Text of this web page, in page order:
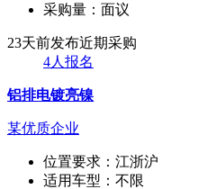
采购量： 面议
23天前发布近期采购
4人报名
铝排电镀亮镍
某优质企业
位置要求： 江浙沪
适用车型： 不限